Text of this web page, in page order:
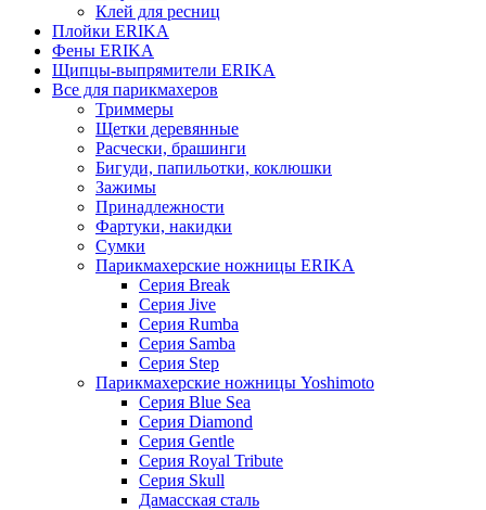
Клей для ресниц
Плойки ERIKA
Фены ERIKA
Щипцы-выпрямители ERIKA
Все для парикмахеров
Триммеры
Щетки деревянные
Расчески, брашинги
Бигуди, папильотки, коклюшки
Зажимы
Принадлежности
Фартуки, накидки
Сумки
Парикмахерские ножницы ERIKA
Серия Break
Серия Jive
Серия Rumba
Серия Samba
Серия Step
Парикмахерские ножницы Yoshimoto
Серия Blue Sea
Серия Diamond
Серия Gentle
Серия Royal Tribute
Серия Skull
Дамасская сталь